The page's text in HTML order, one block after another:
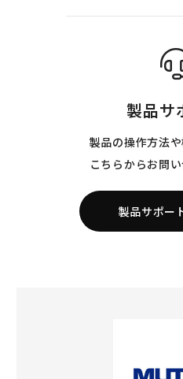
製品サ
製品の操作方法
こちらからお問
製品サポー